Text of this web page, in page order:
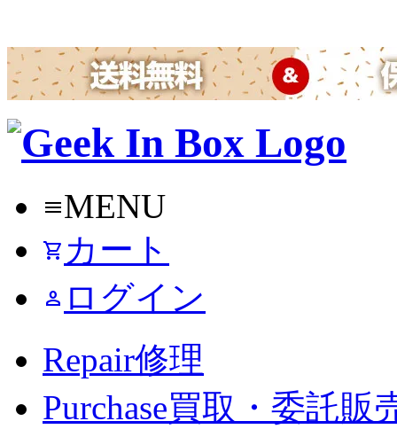
menuMENU
shopping_cart カート
person ログイン
Repair修理
Purchase買取・委託販